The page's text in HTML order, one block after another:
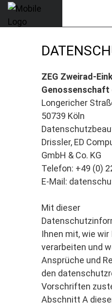
ZEG Zweirad-
Genossenschaft
Longericher
50739 Köln
Drissler, ED
GmbH & Co. KG
Telefon: +49 (0)
E-Mail:
Mit dieser
Ihnen mit, wie wir
verarbeiten und
Ansprüche und
den
Vorschriften
Abschnitt A